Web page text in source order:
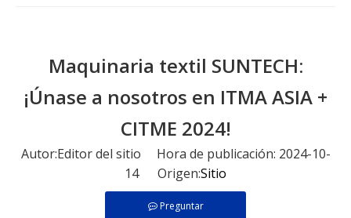
Maquinaria textil SUNTECH:
¡Únase a nosotros en ITMA ASIA +
CITME 2024!
Autor:Editor del sitio Hora de publicación: 2024-10-
14 Origen:Sitio
Preguntar